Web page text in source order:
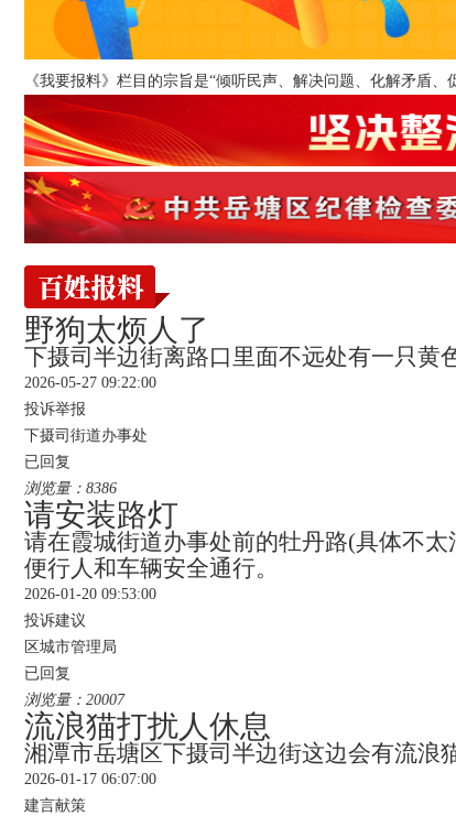
《我要报料》栏目的宗旨是“倾听民声、解决问题、化解矛盾
野狗太烦人了
下摄司半边街离路口里面不远处有一只黄
2026-05-27 09:22:00
投诉举报
下摄司街道办事处
已回复
浏览量：8386
请安装路灯
请在霞城街道办事处前的牡丹路(具体不
便行人和车辆安全通行。
2026-01-20 09:53:00
投诉建议
区城市管理局
已回复
浏览量：20007
流浪猫打扰人休息
湘潭市岳塘区下摄司半边街这边会有流浪
2026-01-17 06:07:00
建言献策